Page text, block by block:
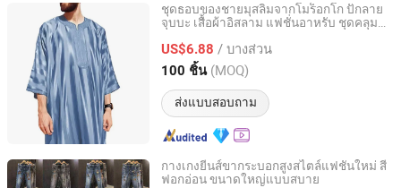
ชุดธอบของชายมุสลิมจากโมร็อกโก ปักลาย
จุบบะ เสื้อผ้าอิสลาม แฟชั่นอาหรับ ชุดคลุม
ระบายอากาศได้ดี
US$6.88 / บางส่วน
100 ชิ้น (MOQ)
ส่งแบบสอบถาม
JIAZI GROUP CO., LTD.
Fujian, China อัตราจาก 2026
กางเกงยีนส์ขากระบอกสูงสไตล์แฟชั่นใหม่ สี
ฟอกอ่อน ขนาดใหญ่แบบสบาย